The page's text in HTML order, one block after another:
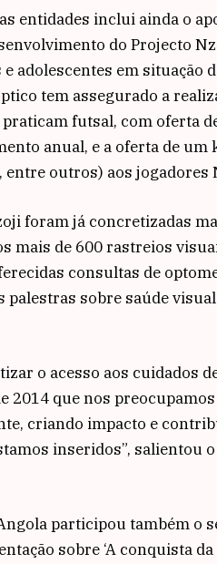
entidades inclui ainda o
do Projecto
adolescentes em situação
tem assegurado a
futsal, com oferta
anual, e a oferta de
entre outros) aos jogadores
foram já concretizadas
mais de 600 rastreios
consultas de
palestras sobre saúde
o acesso aos cuidados
2014 que nos
criando impacto e
inseridos”, salientou
participou também o
sobre ‘A conquista da